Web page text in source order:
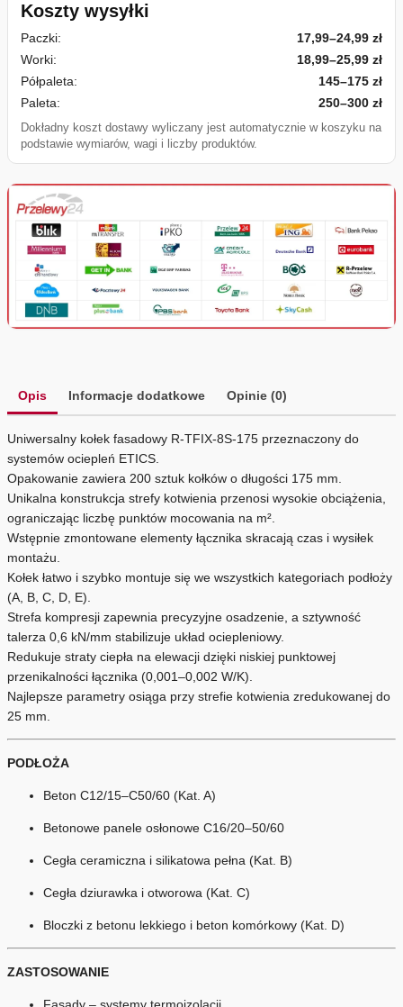
Koszty wysyłki
Paczki:
17,99–24,99 zł
Worki:
18,99–25,99 zł
Półpaleta:
145–175 zł
Paleta:
250–300 zł
Dokładny koszt dostawy wyliczany jest automatycznie w koszyku na
podstawie wymiarów, wagi i liczby produktów.
Opis Informacje dodatkowe Opinie (0)
Uniwersalny kołek fasadowy R-TFIX-8S-175 przeznaczony do
systemów ociepleń ETICS.
Opakowanie zawiera 200 sztuk kołków o długości 175 mm.
Unikalna konstrukcja strefy kotwienia przenosi wysokie obciążenia,
ograniczając liczbę punktów mocowania na m².
Wstępnie zmontowane elementy łącznika skracają czas i wysiłek
montażu.
Kołek łatwo i szybko montuje się we wszystkich kategoriach podłoży
(A, B, C, D, E).
Strefa kompresji zapewnia precyzyjne osadzenie, a sztywność
talerza 0,6 kN/mm stabilizuje układ ociepleniowy.
Redukuje straty ciepła na elewacji dzięki niskiej punktowej
przenikalności łącznika (0,001–0,002 W/K).
Najlepsze parametry osiąga przy strefie kotwienia zredukowanej do
25 mm.
PODŁOŻA
Beton C12/15–C50/60 (Kat. A)
Betonowe panele osłonowe C16/20–50/60
Cegła ceramiczna i silikatowa pełna (Kat. B)
Cegła dziurawka i otworowa (Kat. C)
Bloczki z betonu lekkiego i beton komórkowy (Kat. D)
ZASTOSOWANIE